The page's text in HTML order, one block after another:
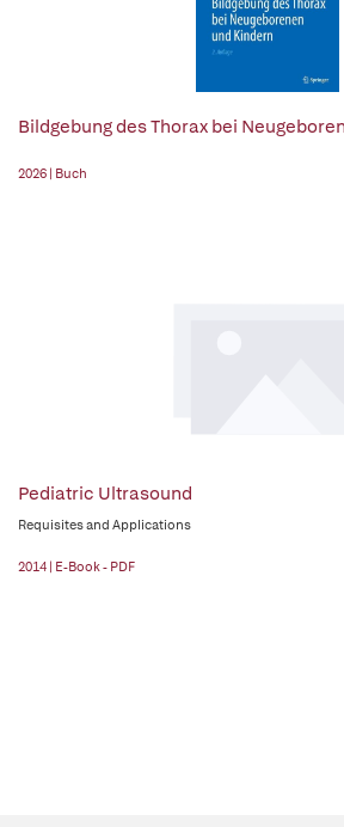
Bildgebung des Thorax bei
2026 | Buch
Pediatric Ultrasound
Requisites and Applications
2014 | E-Book - PDF